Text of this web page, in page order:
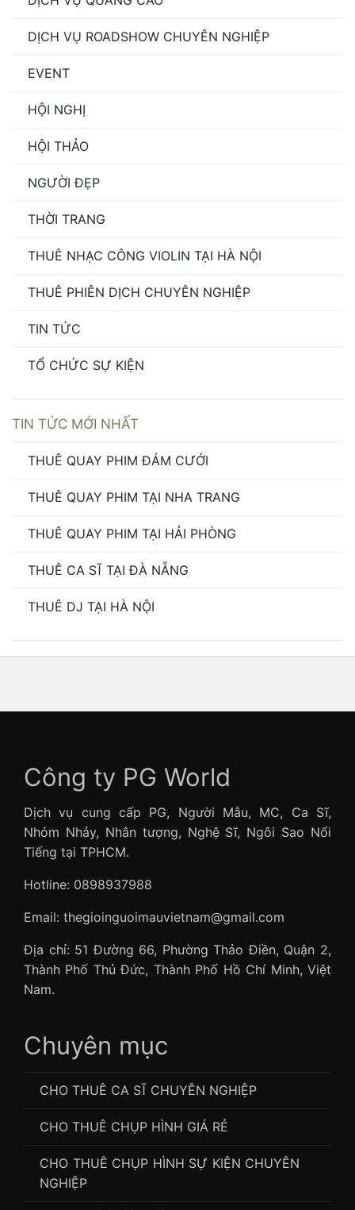
DỊCH VỤ ROADSHOW CHUYÊN NGHIỆP
EVENT
HỘI NGHỊ
HỘI THẢO
NGƯỜI ĐẸP
THỜI TRANG
THUÊ NHẠC CÔNG VIOLIN TẠI HÀ NỘI
THUÊ PHIÊN DỊCH CHUYÊN NGHIỆP
TIN TỨC
TỔ CHỨC SỰ KIỆN
TIN TỨC MỚI NHẤT
THUÊ QUAY PHIM ĐÁM CƯỚI
THUÊ QUAY PHIM TẠI NHA TRANG
THUÊ QUAY PHIM TẠI HẢI PHÒNG
THUÊ CA SĨ TẠI ĐÀ NẴNG
THUÊ DJ TẠI HÀ NỘI
Công ty PG World
Dịch vụ cung cấp PG, Người Mẫu, MC, Ca Sĩ,
Nhóm Nhảy, Nhân tượng, Nghệ Sĩ, Ngôi Sao Nổi
Tiếng tại TPHCM.
Hotline: 0898937988
Email: thegioinguoimauvietnam@gmail.com
Địa chỉ: 51 Đường 66, Phường Thảo Điền, Quận 2,
Thành Phố Thủ Đức, Thành Phố Hồ Chí Minh, Việt
Nam.
Chuyên mục
CHO THUÊ CA SĨ CHUYÊN NGHIỆP
CHO THUÊ CHỤP HÌNH GIÁ RẺ
CHO THUÊ CHỤP HÌNH SỰ KIỆN CHUYÊN
NGHIỆP